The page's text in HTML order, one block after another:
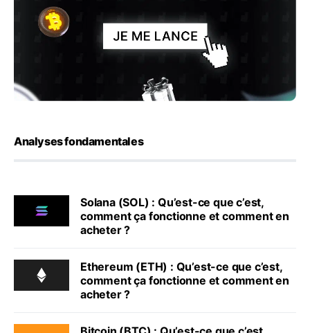
Analyses fondamentales
Solana (SOL) : Qu’est-ce que c’est,
comment ça fonctionne et comment en
acheter ?
Ethereum (ETH) : Qu’est-ce que c’est,
comment ça fonctionne et comment en
acheter ?